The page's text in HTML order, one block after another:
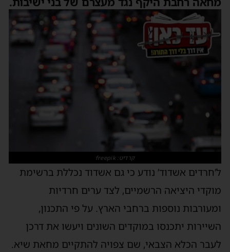
קרדיט: freepik
ל’חרדים אשדוד’ נודע כי גם אשדוד נכללת ברשימת
מוקדי היציאה הרשמיים, לצד ערים חרדיות
ומעורבות נוספות ברחבי הארץ. על פי התכנון,
השיירות יתכנסו במוקדים השונים ויעשו את דרכן
לעבר הכלא הצבאי, שם צפויה להתקיים מחאת שיא.